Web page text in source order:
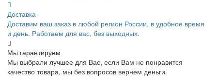
Доставка
Доставим ваш заказ в любой регион России, в удобное время
и день. Работаем для вас, без выходных.
Мы гарантируем
Мы выбрали лучшее для Вас, если Вам не понравится
качество товара, мы без вопросов вернем деньги.